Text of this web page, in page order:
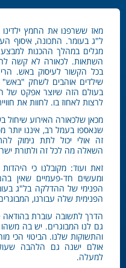
מאז ששרפנו את החמץ
ל"ג בעומר. התכונה, איסוף
מגלים במהלך ההכנות
השתאות. לכאורה לא קשה
בכל הקשור לעיסוק באש.
שילדים אוהבים לשחק
בעולם הזה שיוצר אפקט
לרצות לאחוז בו. לחוות את
מכאן שלכאורה האירוע שיחול
שנאספו בעמל רב, איננו יותר
זה אולי יכול לתת נימוק
השאלה מה לכל זה ולתורת
זאת ועוד: מקובלנו כי
ומעשים חד-פעמיים שאין
הפנימי של ההדלקה בל"ג
הפנימית שלה עבורנו,
הדרך לתשובה עוברת בהודאה
גם לנו המבוגרים. יש בה
והתשוקות שלנו. הביטוי הכי
אולם ישנה גם הלהבה
למעלה.